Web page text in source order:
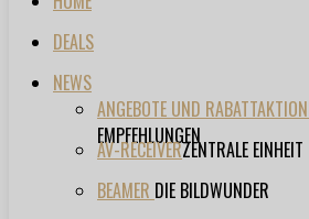
DEALS
NEWS
ANGEBOTE UND
EMPFEHLUNGEN
AV-RECEIVERZENTRALE EINHEIT
BEAMER DIE BILDWUNDER